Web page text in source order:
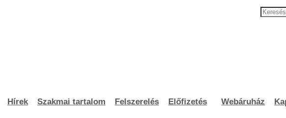
Keresés:
Hírek Szakmai tartalom Felszerelés Előfizetés Webáruház